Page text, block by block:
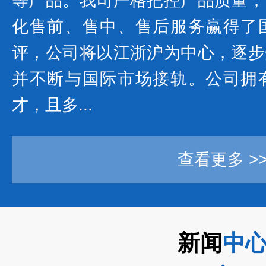
化售前、售中、售后服务赢得了
评，公司将以江浙沪为中心，逐
并不断与国际市场接轨。公司拥
才，且多...
查看更多
新闻中